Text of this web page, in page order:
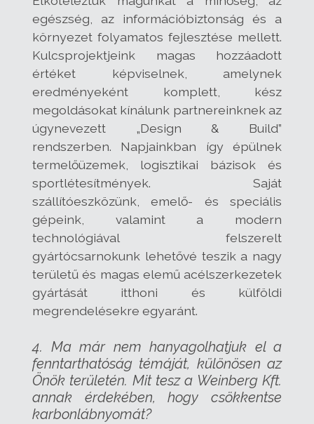
egészség, az információbiztonság és a
környezet folyamatos fejlesztése mellett.
Kulcsprojektjeink magas hozzáadott
értéket képviselnek, amelynek
eredményeként komplett, kész
megoldásokat kínálunk partnereinknek az
úgynevezett „Design & Build”
rendszerben. Napjainkban így épülnek
termelőüzemek, logisztikai bázisok és
sportlétesítmények. Saját
szállítóeszközünk, emelő- és speciális
gépeink, valamint a modern
technológiával felszerelt
gyártócsarnokunk lehetővé teszik a nagy
területű és magas elemű acélszerkezetek
gyártását itthoni és külföldi
megrendelésekre egyaránt.
4. Ma már nem hanyagolhatjuk el a
fenntarthatóság témáját, különösen az
Önök területén. Mit tesz a Weinberg Kft.
annak érdekében, hogy csökkentse
karbonlábnyomát?